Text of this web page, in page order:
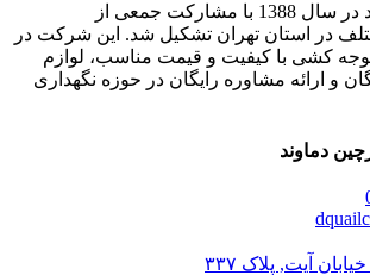
گروه بلدرچین دماوند در سال 1388 با مشارکت جمعی از
در استان تهران تشکیل شد. این شرکت در
جوجه کشی با کیفیت و قیمت مناسب، لوازم
و ارائه مشاوره رایگان در حوزه نگهداری
دماوند
آیت, پلاک ۳۳۷